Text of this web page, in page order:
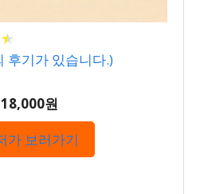
★
★
후기가 있습니다.)
18,000원
가 보러가기